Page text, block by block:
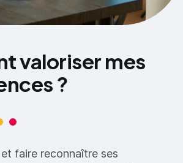
valoriser mes
?
faire reconnaître ses